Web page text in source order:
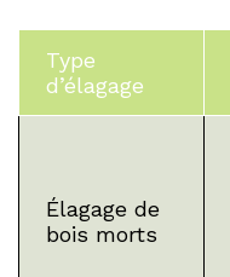
Type
d’élagage
Élagage de
bois morts